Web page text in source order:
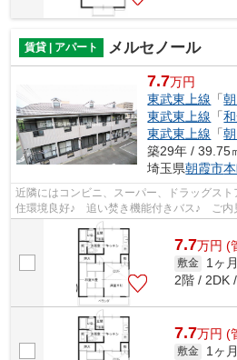
賃貸 | アパート メルセノール
7.7万円
東武東上線 「
東武東上線 「
東武東上線 「
築29年 / 39.75
埼玉県朝霞市
近隣にはコンビニ、スーパー、ドラッグスト
住環境良好♪ 追い焚き機能付きバス♪ ご内
お待ち合わせも承ります♪どうぞお気...
7.7万円 (
敷金 1ヶ月
2階 / 2DK
7.7万円 (
敷金 1ヶ月